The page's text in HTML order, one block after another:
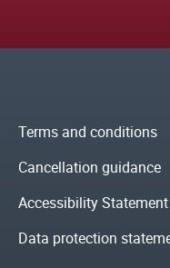
Terms and conditions
Cancellation guidance
Accessibility Statement
Data protection